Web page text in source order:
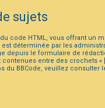
sujets
code HTML, vous offrant un
est déterminée par les
depuis le formulaire de
entre des crochets «
du BBCode, veuillez